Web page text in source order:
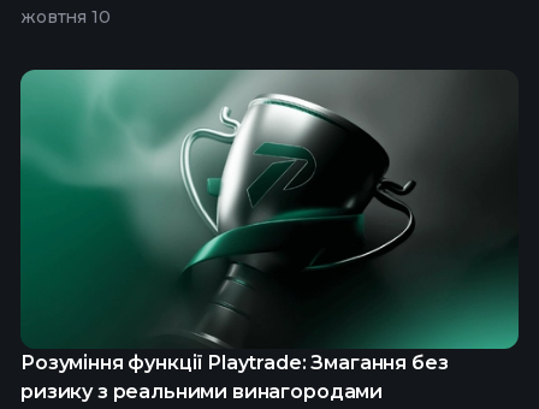
жовтня 10
Розуміння функції Playtrade: Змагання без
ризику з реальними винагородами